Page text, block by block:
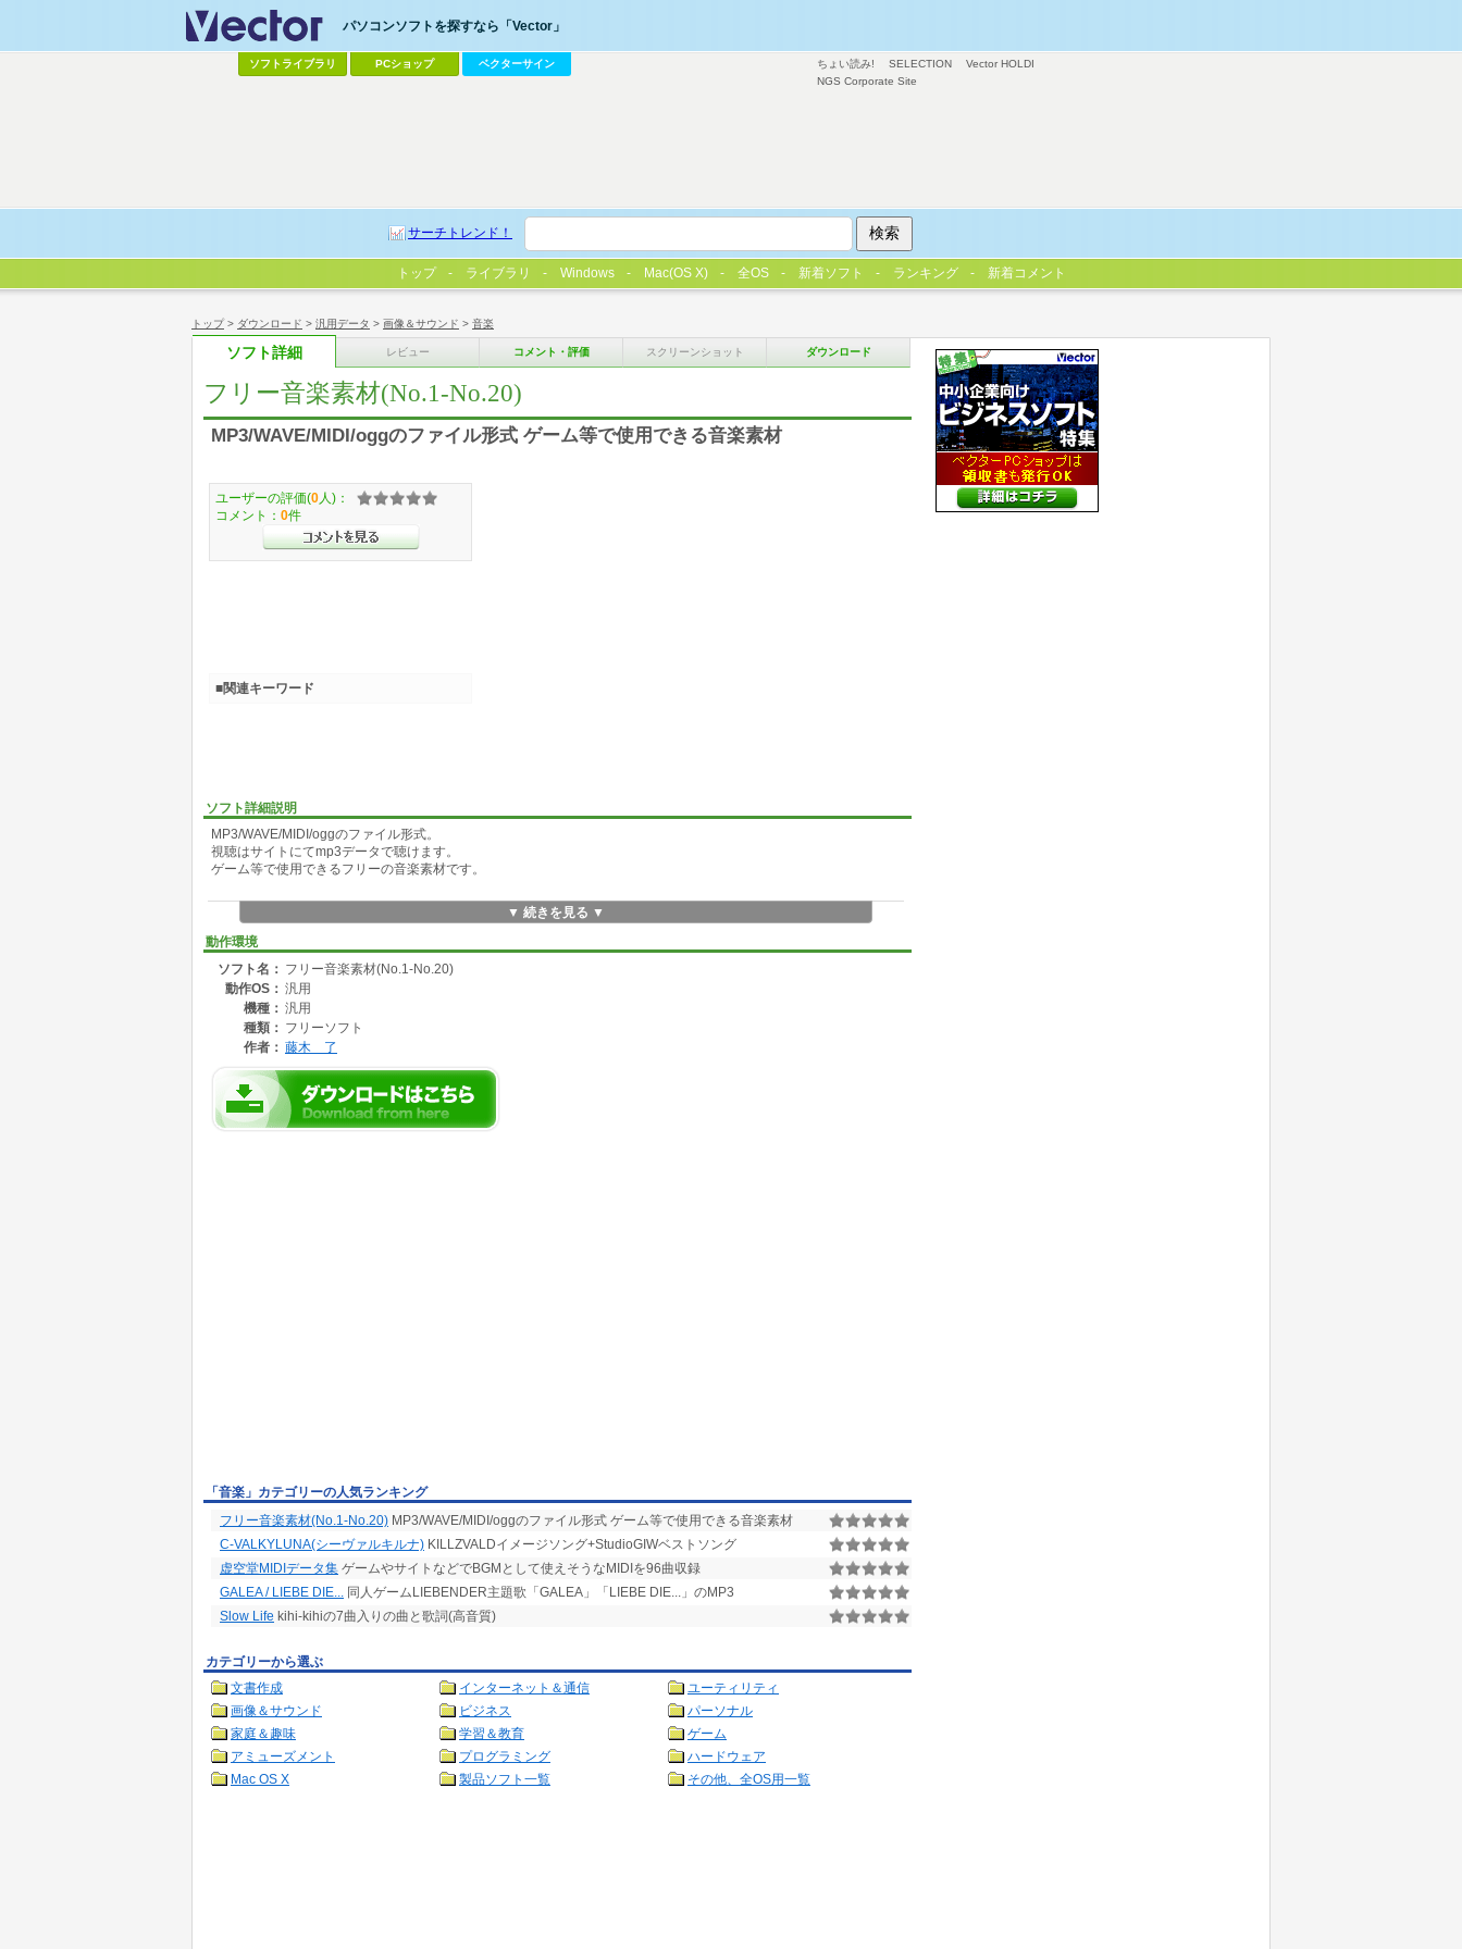
トップ> ダウンロード > 汎用データ > 画像＆サウンド > 音楽
ソフト詳細 レビュー コメント・評価 スクリーンショット ダウンロード
フリー音楽素材(No.1-No.20)
MP3/WAVE/MIDI/oggのファイル形式 ゲーム等で使用できる音楽素材
ソフト詳細説明
MP3/WAVE/MIDI/oggのファイル形式。
視聴はサイトにてmp3データで聴けます。
ゲーム等で使用できるフリーの音楽素材です。
▼ 続きを見る ▼
動作環境
ソフト名： フリー音楽素材(No.1-No.20)
動作OS： 汎用
機種： 汎用
種類： フリーソフト
作者： 藤木 了
ユーザーの評価(0 人)：
コメント： 0件
■関連キーワード
「音楽」カテゴリーの人気ランキング
フリー音楽素材(No.1-No.20) MP3/WAVE/MIDI/oggのファイル形式 ゲーム等で使用できる音楽素材
C-VALKYLUNA(シーヴァルキルナ) KILLZVALDイメージソング+StudioGIWベストソング
虚空堂MIDIデータ集 ゲームやサイトなどでBGMとして使えそうなMIDIを96曲収録
GALEA / LIEBE DIE... 同人ゲームLIEBENDER主題歌「GALEA」「LIEBE DIE...」のMP3
Slow Life kihi-kihiの7曲入りの曲と歌詞(高音質)
カテゴリーから選ぶ
文書作成
インターネット＆通信
ユーティリティ
画像＆サウンド
ビジネス
パーソナル
家庭＆趣味
学習＆教育
ゲーム
アミューズメント
プログラミング
ハードウェア
Mac OS X
製品ソフト一覧 その他、全OS用一覧
ちょい読み! SELECTION
Vector HOLDI
NGS Corporate Site
パソコンソフトを探すなら「Vector」
ソフトライブラリ PCショップ ベクターサイン
サーチトレンド！
トップ ライブラリ Windows Mac(OS X) 全OS 新着ソフト ランキング 新着コメント